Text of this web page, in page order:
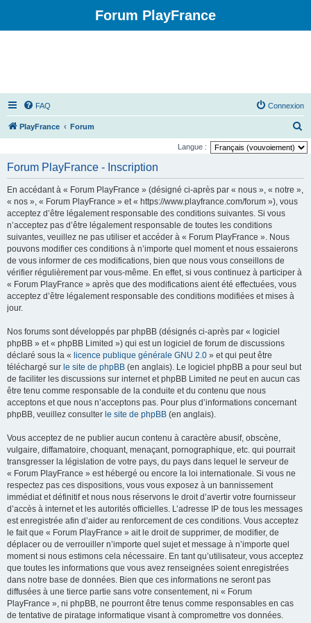
Forum PlayFrance
FAQ Connexion
PlayFrance Forum
e
Langue :
Forum PlayFrance - Inscription
En accédant à « Forum PlayFrance » (désigné ci-après par « nous », « notre »,
« nos », « Forum PlayFrance » et « https://www.playfrance.com/forum »), vous
acceptez d’être légalement responsable des conditions suivantes. Si vous
n’acceptez pas d’être légalement responsable de toutes les conditions
suivantes, veuillez ne pas utiliser et accéder à « Forum PlayFrance ». Nous
pouvons modifier ces conditions à n’importe quel moment et nous essaierons
de vous informer de ces modifications, bien que nous vous conseillons de
vérifier régulièrement par vous-même. En effet, si vous continuez à participer à
« Forum PlayFrance » après que des modifications aient été effectuées, vous
acceptez d’être légalement responsable des conditions modifiées et mises à
jour.
Nos forums sont développés par phpBB (désignés ci-après par « logiciel
phpBB » et « phpBB Limited ») qui est un logiciel de forum de discussions
déclaré sous la « licence publique générale GNU 2.0 » et qui peut être
téléchargé sur le site de phpBB (en anglais). Le logiciel phpBB a pour seul but
de faciliter les discussions sur internet et phpBB Limited ne peut en aucun cas
être tenu comme responsable de la conduite et du contenu que nous
acceptons et que nous n’acceptons pas. Pour plus d’informations concernant
phpBB, veuillez consulter le site de phpBB (en anglais).
Vous acceptez de ne publier aucun contenu à caractère abusif, obscène,
vulgaire, diffamatoire, choquant, menaçant, pornographique, etc. qui pourrait
transgresser la législation de votre pays, du pays dans lequel le serveur de
« Forum PlayFrance » est hébergé ou encore la loi internationale. Si vous ne
respectez pas ces dispositions, vous vous exposez à un bannissement
immédiat et définitif et nous nous réservons le droit d’avertir votre fournisseur
d’accès à internet et les autorités officielles. L’adresse IP de tous les messages
est enregistrée afin d’aider au renforcement de ces conditions. Vous acceptez
le fait que « Forum PlayFrance » ait le droit de supprimer, de modifier, de
déplacer ou de verrouiller n’importe quel sujet et message à n’importe quel
moment si nous estimons cela nécessaire. En tant qu’utilisateur, vous acceptez
que toutes les informations que vous avez renseignées soient enregistrées
dans notre base de données. Bien que ces informations ne seront pas
diffusées à une tierce partie sans votre consentement, ni « Forum
PlayFrance », ni phpBB, ne pourront être tenus comme responsables en cas
de tentative de piratage informatique visant à compromettre vos données.